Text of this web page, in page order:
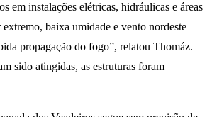
em instalações elétricas, hidráulicas e áreas
baixa umidade e vento nordeste
propagação do fogo”, relatou Thomáz.
sido atingidas, as estruturas foram